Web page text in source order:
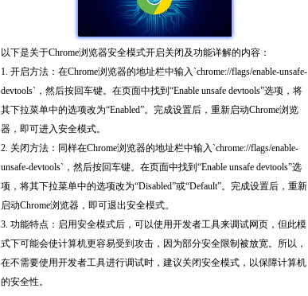
以下是关于Chrome浏览器安全模式开启关闭及功能详解的内容：
1. 开启方法：在Chrome浏览器的地址栏中输入`chrome://flags/enable-unsafe-
devtools`，然后按回车键。在页面中找到“Enable unsafe devtools”选项，将
其下拉菜单中的选项改为“Enabled”。完成设置后，重新启动Chrome浏览
器，即可进入安全模式。
2. 关闭方法：同样在Chrome浏览器的地址栏中输入`chrome://flags/enable-
unsafe-devtools`，然后按回车键。在页面中找到“Enable unsafe devtools”选
项，将其下拉菜单中的选项改为“Disabled”或“Default”。完成设置后，重新
启动Chrome浏览器，即可退出安全模式。
3. 功能特点：启用安全模式后，可以使用开发者工具来调试网页，但此模
式下可能会使计算机更容易受到攻击，因为部分安全限制被放宽。所以，
在不需要使用开发者工具进行调试时，建议关闭安全模式，以保障计算机
的安全性。